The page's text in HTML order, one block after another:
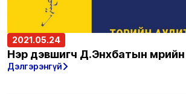
2021.05.24
Нэр дэвшигч Д.Энхбатын мөрийн
Дэлгэрэнгүй